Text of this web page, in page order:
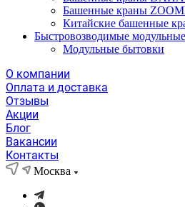
Башенные краны
Китайские башенные
Быстровозводимые
Модульные бытовки
О компании
Оплата и доставка
Отзывы
Акции
Блог
Вакансии
Контакты
Москва